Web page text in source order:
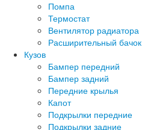
Помпа
Термостат
Вентилятор радиатора
Расширительный бачок
Кузов
Бампер передний
Бампер задний
Передние крылья
Капот
Подкрылки передние
Подкрылки задние